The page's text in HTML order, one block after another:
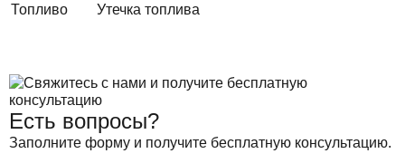
Топливо
Утечка топлива
Есть вопросы?
Заполните форму и получите бесплатную консультацию.